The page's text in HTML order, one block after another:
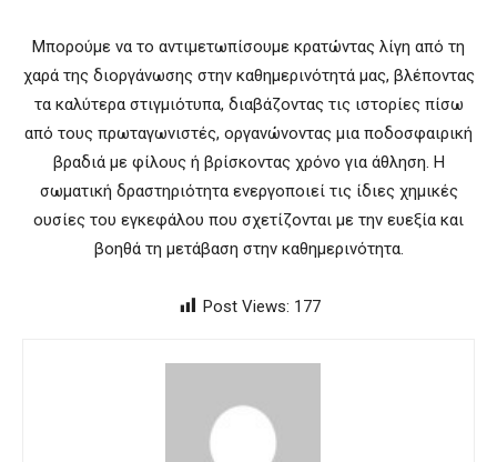
Μπορούμε να το αντιμετωπίσουμε κρατώντας λίγη από τη
χαρά της διοργάνωσης στην καθημερινότητά μας, βλέποντας
τα καλύτερα στιγμιότυπα, διαβάζοντας τις ιστορίες πίσω
από τους πρωταγωνιστές, οργανώνοντας μια ποδοσφαιρική
βραδιά με φίλους ή βρίσκοντας χρόνο για άθληση. Η
σωματική δραστηριότητα ενεργοποιεί τις ίδιες χημικές
ουσίες του εγκεφάλου που σχετίζονται με την ευεξία και
βοηθά τη μετάβαση στην καθημερινότητα.
Post Views: 177